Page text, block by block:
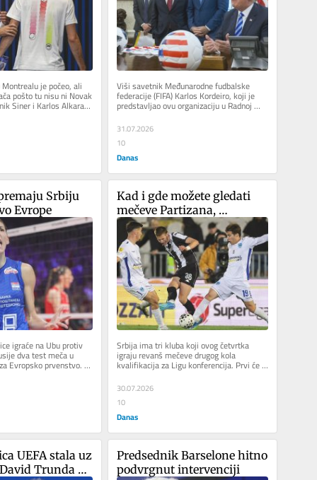
je počeo, ali
pošto tu nisu ni Novak
Siner i Karlos Alkaraz.
Viši savetnik Međunarodne fudbalske
federacije (FIFA) Karlos Kordeiro, koji je
predstavljao ovu organizaciju u Radnoj
grupi Bele kuće za Svetsko...
31.07.2026
10
Danas
Srbiju
Evrope
igraće na Ubu protiv
dva test meča u
Evropsko prvenstvo.
5. i 7....
Kad i gde možete gledati
mečeve Partizana,
Železničara i Vojvodine u
kvalifikacijama za Ligu
konferencija?
Srbija ima tri kluba koji ovog četvrtka
igraju revanš mečeve drugog kola
kvalifikacija za Ligu konferencija. Prvi će
na teren istrčati fudbaleri...
30.07.2026
10
Danas
UEFA stala uz
Trunda
Predsednik Barselone hitno
podvrgnut intervenciji